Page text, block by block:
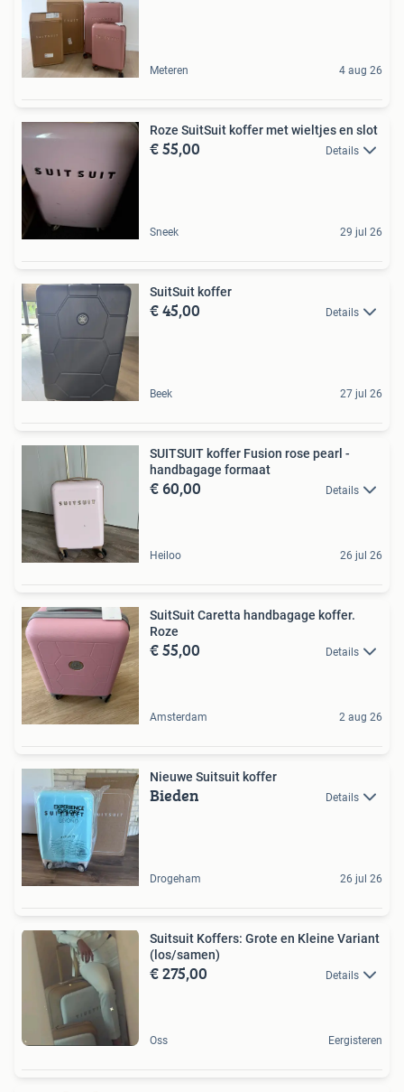
Meteren 4 aug 26
Roze SuitSuit koffer met wieltjes en slot
€ 55,00 Details
Sneek 29 jul 26
SuitSuit koffer
€ 45,00 Details
Beek 27 jul 26
SUITSUIT koffer Fusion rose pearl -
handbagage formaat
€ 60,00 Details
Heiloo 26 jul 26
SuitSuit Caretta handbagage koffer.
Roze
€ 55,00 Details
Amsterdam 2 aug 26
Nieuwe Suitsuit koffer
Bieden Details
Drogeham 26 jul 26
Suitsuit Koffers: Grote en Kleine Variant
(los/samen)
€ 275,00 Details
Oss Eergisteren